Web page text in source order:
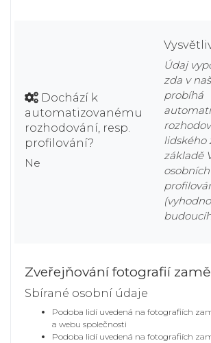
Dochází k
automatizovanému
rozhodování, resp.
profilování?
Ne
Údaj
zda v
probíhá
lidského
základě
Zveřejňování fotografií
Sbírané osobní údaje
Podoba lidí uvedená na fotografiích
a webu společnosti
Podoba lidí uvedená na fotografiích